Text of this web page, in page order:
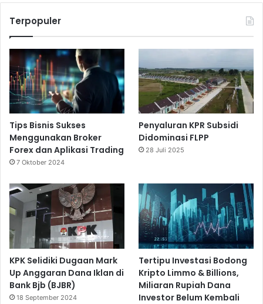
Terpopuler
Tips Bisnis Sukses
Menggunakan Broker
Forex dan Aplikasi Trading
7 Oktober 2024
Penyaluran KPR Subsidi
Didominasi FLPP
28 Juli 2025
KPK Selidiki Dugaan Mark
Up Anggaran Dana Iklan di
Bank Bjb (BJBR)
18 September 2024
Tertipu Investasi Bodong
Kripto Limmo & Billions,
Miliaran Rupiah Dana
Investor Belum Kembali